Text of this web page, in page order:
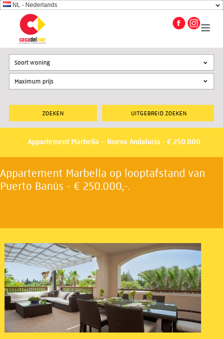
NL - Nederlands
UITGEBREID ZOEKEN
Soort woning
Appartement Marbella – Nueva Andalucia - € 250.000
Appartement Marbella op looptafstand van
Puerto Banús - € 250.000,-.